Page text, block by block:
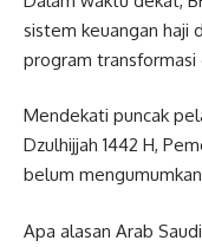
sistem keuangan haji
program transformasi
Mendekati puncak
Dzulhijjah 1442 H,
belum
Apa alasan Arab